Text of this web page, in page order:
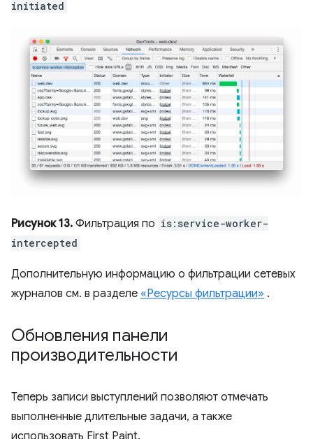
initiated
Рисунок 13. Фильтрация по is:service-worker-
intercepted
Дополнительную информацию о фильтрации сетевых
журналов см. в разделе «Ресурсы фильтрации» .
Обновления панели
производительности
Теперь записи выступлений позволяют отмечать
выполненные длительные задачи, а также